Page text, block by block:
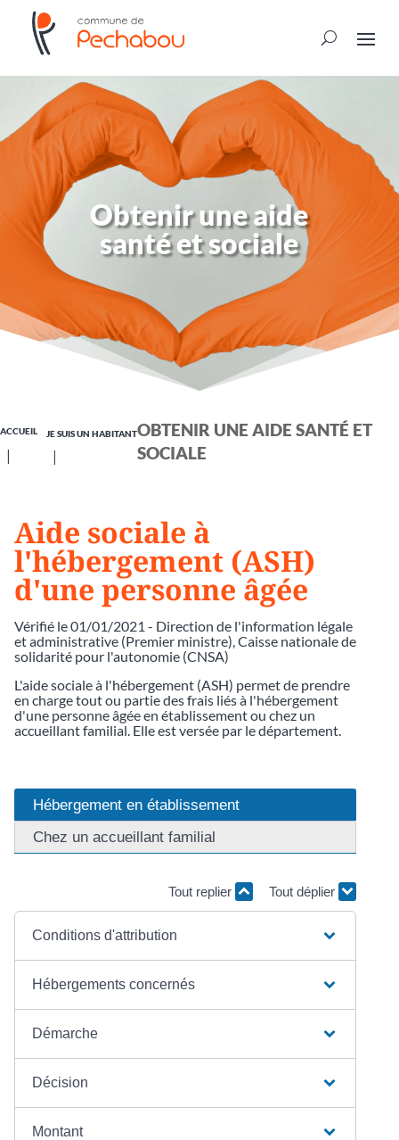
Obtenir une aide
santé et sociale
ACCUEIL JE SUIS UN HABITANTOBTENIR UNE AIDE SANTÉ ET
SOCIALE
Aide sociale à
l'hébergement (ASH)
d'une personne âgée
Vérifié le 01/01/2021 - Direction de l'information légale
et administrative (Premier ministre), Caisse nationale de
solidarité pour l'autonomie (CNSA)
L'aide sociale à l'hébergement (ASH) permet de prendre
en charge tout ou partie des frais liés à l'hébergement
d'une personne âgée en établissement ou chez un
accueillant familial. Elle est versée par le département.
Hébergement en établissement
Chez un accueillant familial
Tout replier Tout déplier
Conditions d'attribution
Hébergements concernés
Démarche
Décision
Montant